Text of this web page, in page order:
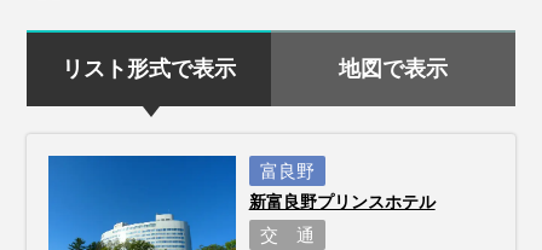
リスト形式で表示 地図で表示
富良野
新富良野プリンスホテル
交 通